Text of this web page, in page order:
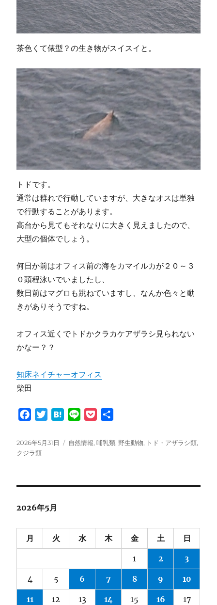
茶色くて俵型？の生き物がスイスイと。
トドです。
通常は群れで行動していますが、大きなオスは単独
で行動することがあります。
高台から見てもそれなりに大きく見えましたので、
大型の個体でしょう。
何日か前はオフィス前の海をカマイルカが２０～３
０頭程泳いでいましたし、
数日前はマグロも跳ねていますし、なんか色々と動
きがありそうですね。
オフィス近くでトドかクラカケアザラシ見られない
かなー？？
知床ネイチャーオフィス
柴田
c
e
o
k
i
r
H
t
n
c
投
稿
2026年5月31日
カ
自然情報,哺乳類, 野生動物, トド・アザラシ類,
クジラ類
2026年5月
月 火 水 木 金 土 日
1 2 3
4 5 6 7 8 9 10
11 12 13 14 15 16 17